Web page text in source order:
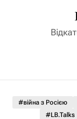
д
#війна з Росією
#LB.Talks